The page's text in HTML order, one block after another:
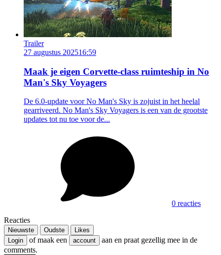
Trailer
27 augustus 202516:59
Maak je eigen Corvette-class ruimteship in No
Man's Sky Voyagers
De 6.0-update voor No Man's Sky is zojuist in het heelal
gearriveerd. No Man's Sky Voyagers is een van de grootste
updates tot nu toe voor de...
0 reacties
Reacties
Nieuwste Oudste
Likes
Login
of maak een account
aan en praat gezellig mee in de
comments.